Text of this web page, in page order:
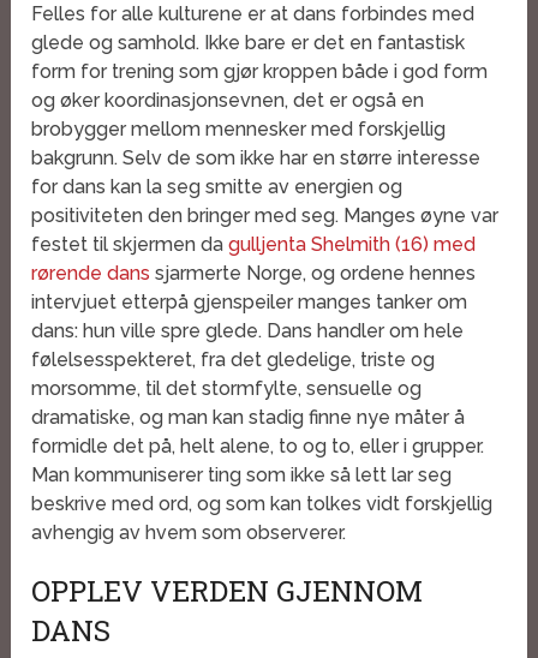
Felles for alle kulturene er at dans forbindes med
glede og samhold. Ikke bare er det en fantastisk
form for trening som gjør kroppen både i god form
og øker koordinasjonsevnen, det er også en
brobygger mellom mennesker med forskjellig
bakgrunn. Selv de som ikke har en større interesse
for dans kan la seg smitte av energien og
positiviteten den bringer med seg. Manges øyne var
festet til skjermen dagulljenta Shelmith (16) med
rørende dans sjarmerte Norge, og ordene hennes
intervjuet etterpå gjenspeiler manges tanker om
dans: hun ville spre glede. Dans handler om hele
følelsesspekteret, fra det gledelige, triste og
morsomme, til det stormfylte, sensuelle og
dramatiske, og man kan stadig finne nye måter å
formidle det på, helt alene, to og to, eller i grupper.
Man kommuniserer ting som ikke så lett lar seg
beskrive med ord, og som kan tolkes vidt forskjellig
avhengig av hvem som observerer.
OPPLEV VERDEN GJENNOM
DANS